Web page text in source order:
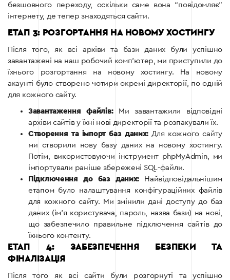
безшовного переходу, оскільки саме вона “повідомляє”
інтернету, де тепер знаходяться сайти.
ЕТАП 3: РОЗГОРТАННЯ НА НОВОМУ ХОСТИНГУ
Після того, як всі архіви та бази даних були успішно
завантажені на наш робочий комп’ютер, ми приступили до
їхнього розгортання на новому хостингу. На новому
акаунті було створено чотири окремі директорії, по одній
для кожного сайту.
Завантаження файлів:Ми завантажили відповідні
архіви сайтів у їхні нові директорії та розпакували їх.
Створення та імпорт баз даних: Для кожного сайту
ми створили нову базу даних на новому хостингу.
Потім, використовуючи інструмент phpMyAdmin, ми
імпортували раніше збережені SQL-файли.
Підключення до баз даних: Найвідповідальнішим
етапом було налаштування конфігураційних файлів
для кожного сайту. Ми змінили дані доступу до баз
даних (ім’я користувача, пароль, назва бази) на нові,
що забезпечило правильне підключення сайтів до
їхнього контенту.
ЕТАП 4: ЗАБЕЗПЕЧЕННЯ БЕЗПЕКИ ТА
ФІНАЛІЗАЦІЯ
Після того як всі сайти були розгорнуті та успішно